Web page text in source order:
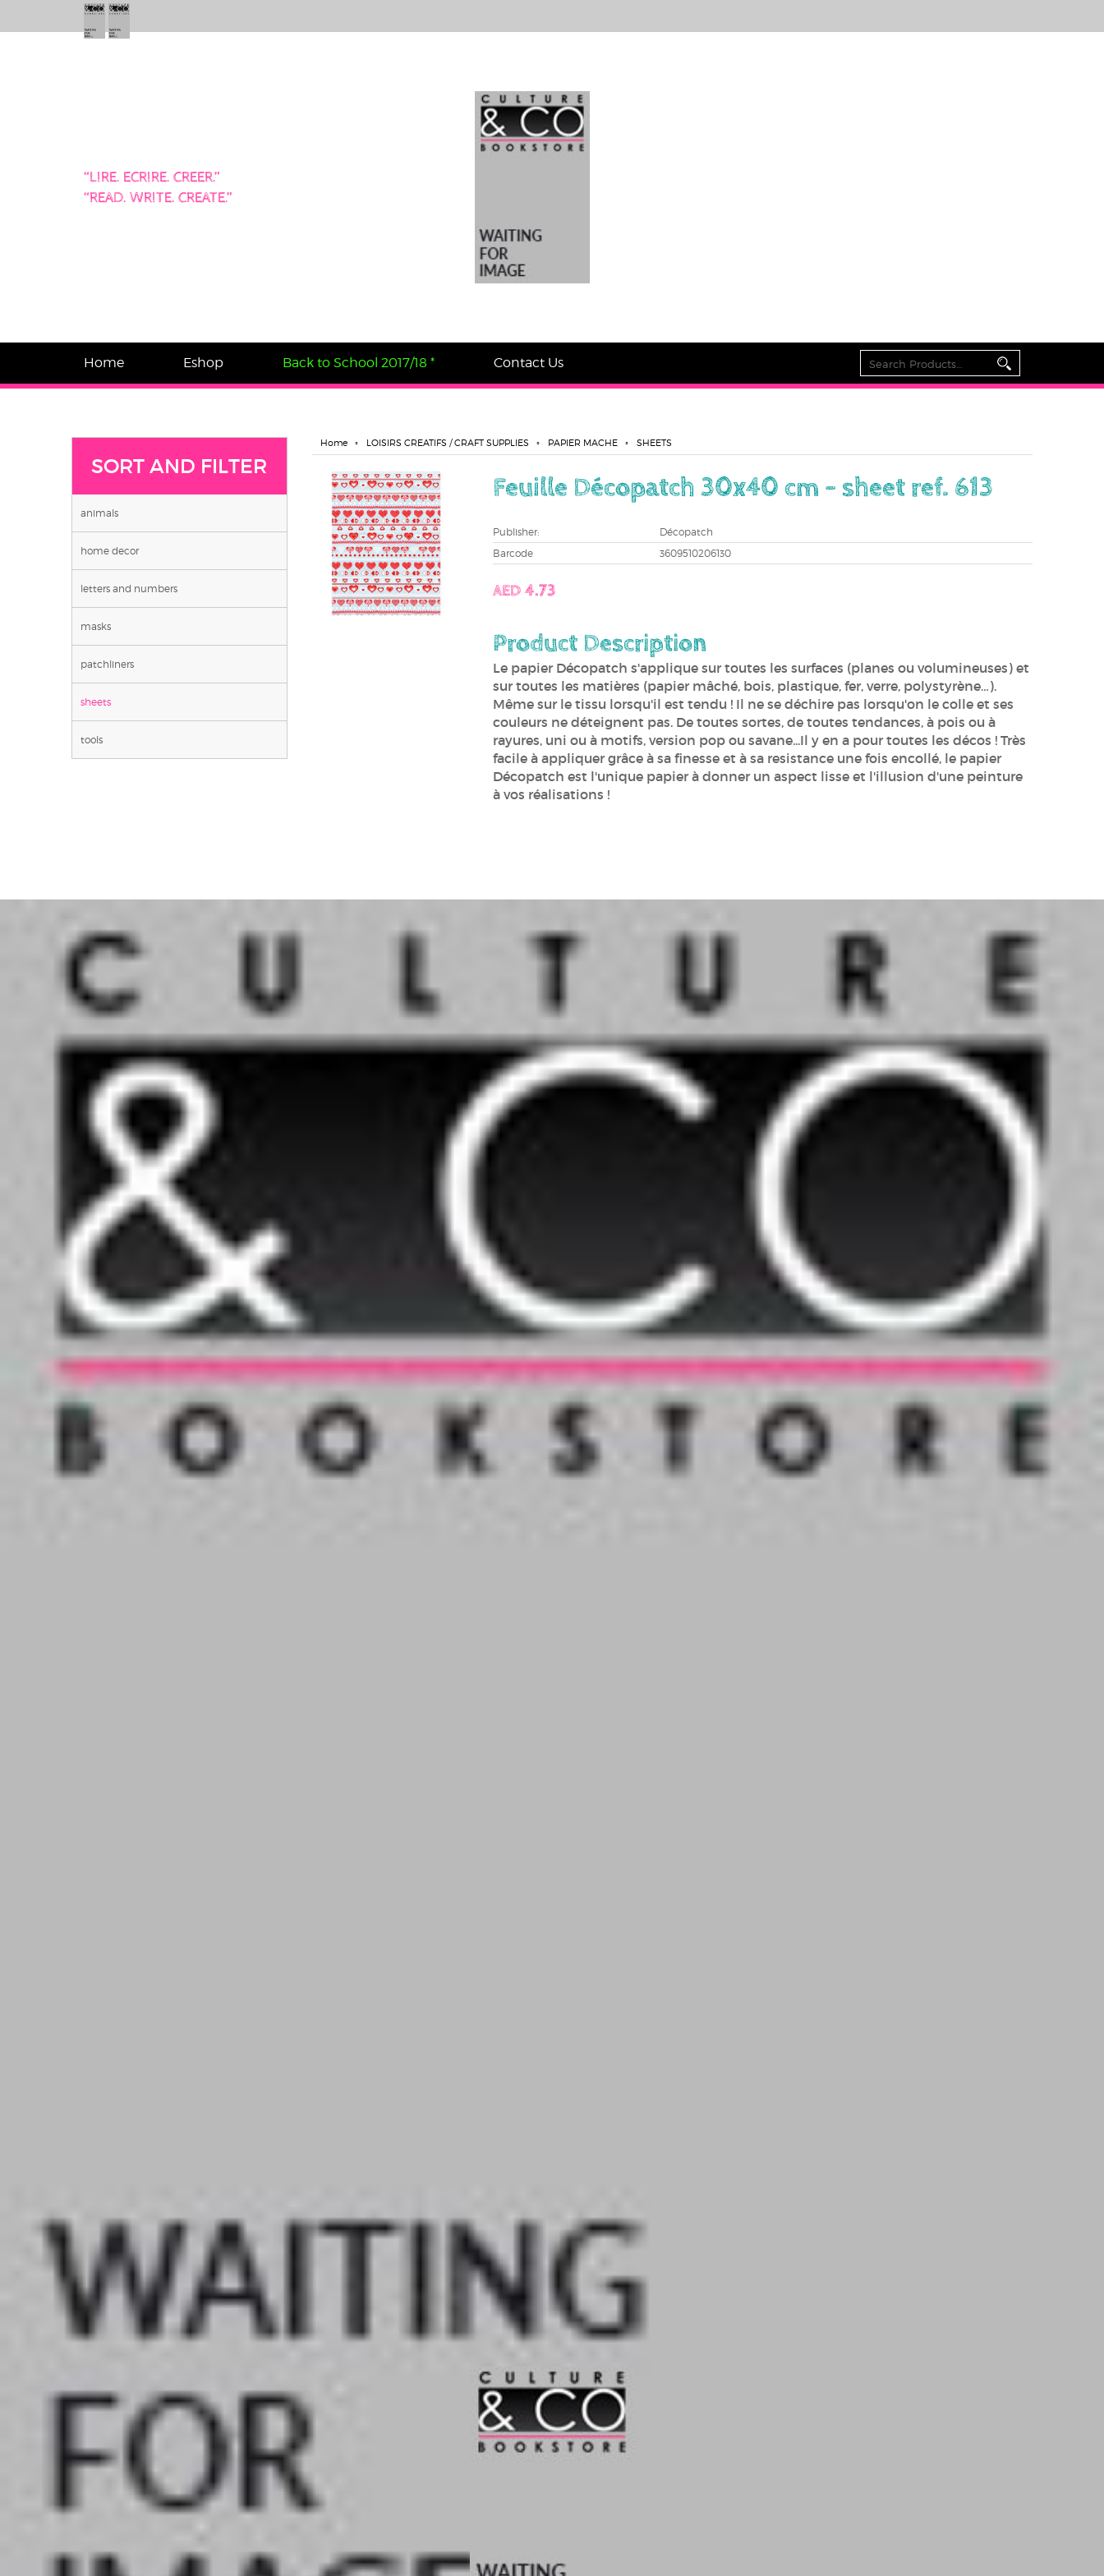
“LIRE. ECRIRE. CREER.”
“READ. WRITE. CREATE.”
Home Eshop Back to School 2017/18 * Contact Us
SORT AND FILTER
animals
home decor
letters and numbers
masks
patchliners
sheets
tools
Home LOISIRS CREATIFS / CRAFT SUPPLIES PAPIER MACHE SHEETS
Feuille Décopatch 30x40 cm - sheet ref. 613
Publisher:
Décopatch
Barcode
3609510206130
AED 4.73
Product Description
Le papier Décopatch s'applique sur toutes les surfaces (planes ou volumineuses) et
sur toutes les matières (papier mâché, bois, plastique, fer, verre, polystyrène…).
Même sur le tissu lorsqu'il est tendu ! Il ne se déchire pas lorsqu'on le colle et ses
couleurs ne déteignent pas. De toutes sortes, de toutes tendances, à pois ou à
rayures, uni ou à motifs, version pop ou savane...Il y en a pour toutes les décos ! Très
facile à appliquer grâce à sa finesse et à sa resistance une fois encollé, le papier
Décopatch est l'unique papier à donner un aspect lisse et l'illusion d'une peinture
à vos réalisations !